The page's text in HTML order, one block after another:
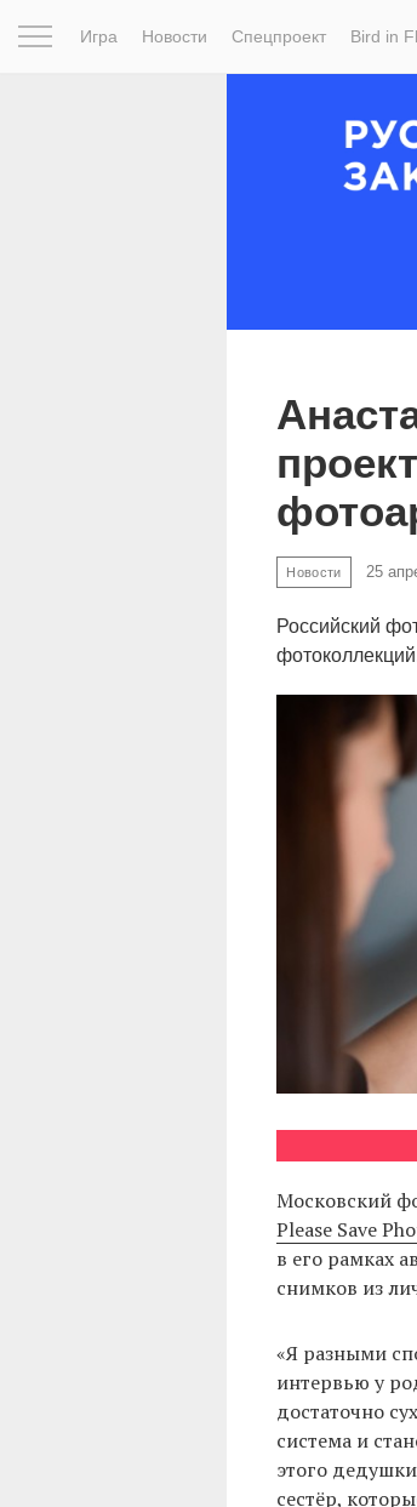
Игра Новости Спецпроект Bird in
Новости 25
Российский
Московский
Please Save
в его рамках
снимков из
«Я разными
интервью у
достаточно
система и
этого
сестёр,